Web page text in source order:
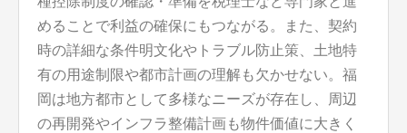
めることで利益の確保にもつながる。また、契約
時の詳細な条件明文化やトラブル防止策、土地特
有の用途制限や都市計画の理解も欠かせない。福
岡は地方都市として多様なニーズが存在し、周辺
の再開発やインフラ整備計画も物件価値に大きく